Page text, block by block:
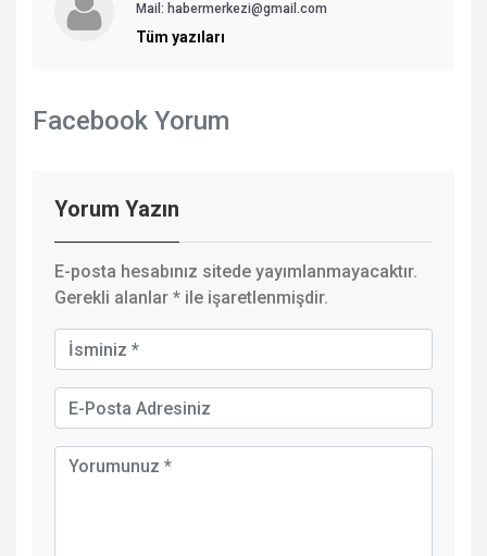
Mail: habermerkezi@gmail.com
Tüm yazıları
Facebook Yorum
Yorum Yazın
E-posta hesabınız sitede yayımlanmayacaktır.
Gerekli alanlar * ile işaretlenmişdir.